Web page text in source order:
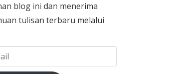
blog ini dan menerima
tulisan terbaru melalui